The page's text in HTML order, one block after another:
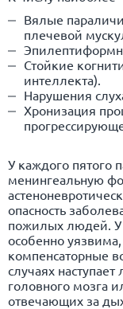
Вялые
плечевой
Стойкие
интеллекта).
Нарушения
Хронизация
У каждого пятого
менингеальную
опасность
пожилых людей. У
особенно
компенсаторные
случаях
головного мозга
отвечающих за